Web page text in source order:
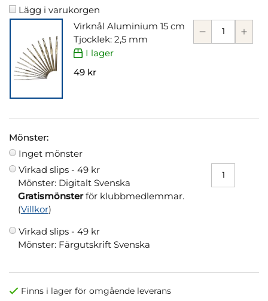
Lägg i varukorgen
Virknål Aluminium 15 cm
Tjocklek: 2,5 mm
I lager
49 kr
Mönster:
Inget mönster
Virkad slips - 49 kr
Mönster: Digitalt Svenska
Gratismönsterför klubbmedlemmar.
(Villkor)
Virkad slips - 49 kr
Mönster: Färgutskrift Svenska
Finns i lager för omgående leverans